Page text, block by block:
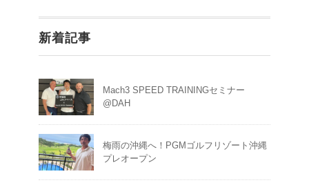
新着記事
Mach3 SPEED TRAININGセミナー
@DAH
梅雨の沖縄へ！PGMゴルフリゾート沖縄
プレオープン